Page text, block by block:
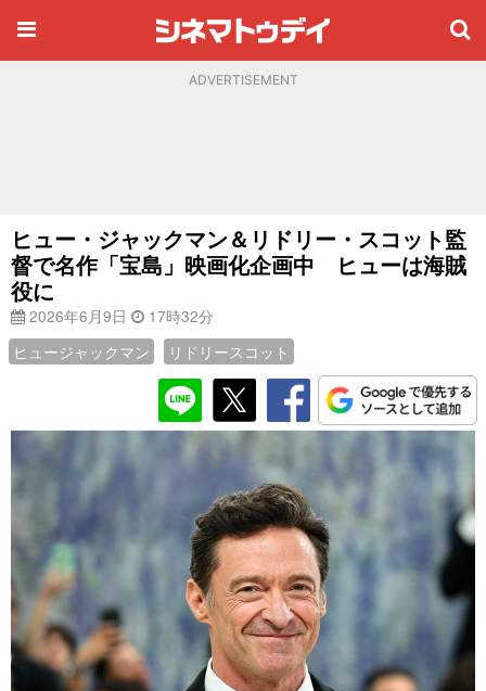
ADVERTISEMENT
ヒュー・ジャックマン＆リドリー・スコット監
督で名作「宝島」映画化企画中 ヒューは海賊
役に
2026年6月9日
17時32分
ヒュージャックマン
リドリースコット